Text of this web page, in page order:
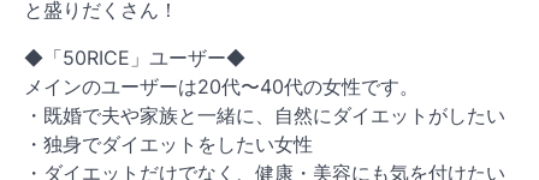
と盛りだくさん！
◆「50RICE」ユーザー◆
メインのユーザーは20代〜40代の女性です。
・既婚で夫や家族と一緒に、自然にダイエットがしたい
・独身でダイエットをしたい女性
・ダイエットだけでなく、健康・美容にも気を付けたい